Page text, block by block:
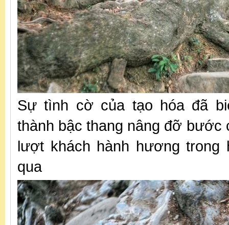
Sự tình cờ của tạo hóa đã
thành bậc thang nâng đỡ bước
lượt khách hành hương trong
qua